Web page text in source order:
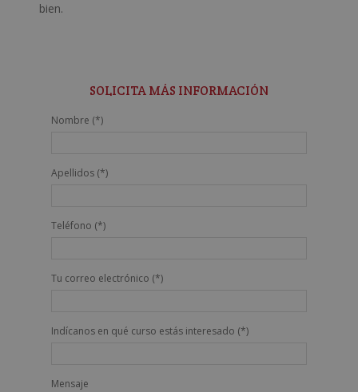
bien.
SOLICITA MÁS INFORMACIÓN
Nombre (*)
Apellidos (*)
Teléfono (*)
Tu correo electrónico (*)
Indícanos en qué curso estás interesado (*)
Mensaje